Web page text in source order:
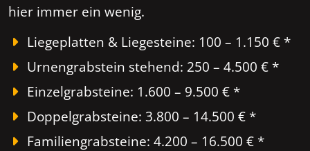
hier immer ein wenig.
Liegeplatten & Liegesteine: 100 – 1.150 € *
Urnengrabstein stehend: 250 – 4.500 € *
Einzelgrabsteine: 1.600 – 9.500 € *
Doppelgrabsteine: 3.800 – 14.500 € *
Familiengrabsteine: 4.200 – 16.500 € *